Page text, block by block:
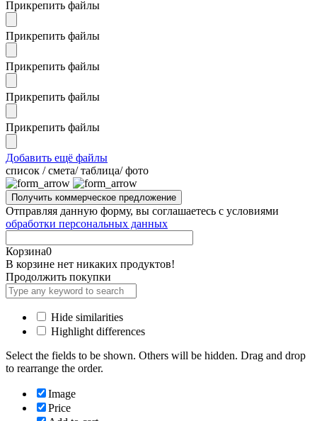
Прикрепить файлы
Прикрепить файлы
Прикрепить файлы
Прикрепить файлы
Прикрепить файлы
Добавить ещё файлы
cписок / смета/ таблица/ фото
Отправляя данную форму, вы соглашаетесь с условиями
обработки персональных данных
Корзина0
В корзине нет никаких продуктов!
Продолжить покупки
Hide similarities
Highlight differences
Select the fields to be shown. Others will be hidden. Drag and drop
to rearrange the order.
Image
Price